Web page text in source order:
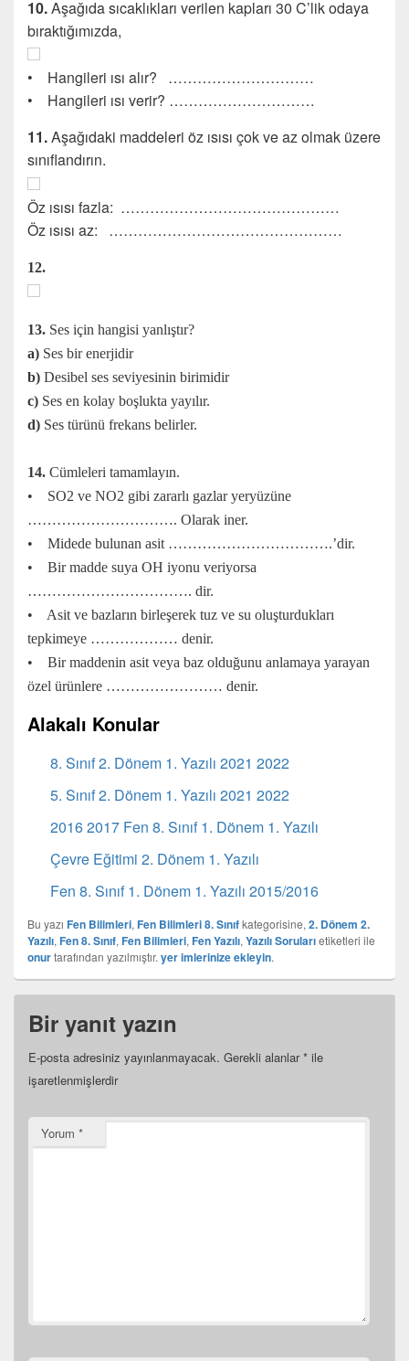
10.Aşağıda sıcaklıkları verilen kapları 30 C’lik odaya
bıraktığımızda,
• Hangileri ısı alır? …………………………
• Hangileri ısı verir? …………………………
11.Aşağıdaki maddeleri öz ısısı çok ve az olmak üzere
sınıflandırın.
Öz ısısı fazla: ………………………………………
Öz ısısı az: …………………………………………
12.
13. Ses için hangisi yanlıştır?
a) Ses bir enerjidir
b) Desibel ses seviyesinin birimidir
c) Ses en kolay boşlukta yayılır.
d) Ses türünü frekans belirler.
14. Cümleleri tamamlayın.
• SO2 ve NO2 gibi zararlı gazlar yeryüzüne
…………………………. Olarak iner.
• Midede bulunan asit …………………………….’dir.
• Bir madde suya OH iyonu veriyorsa
……………………………. dir.
• Asit ve bazların birleşerek tuz ve su oluşturdukları
tepkimeye ……………… denir.
• Bir maddenin asit veya baz olduğunu anlamaya yarayan
özel ürünlere …………………… denir.
Alakalı Konular
8. Sınıf 2. Dönem 1. Yazılı 2021 2022
5. Sınıf 2. Dönem 1. Yazılı 2021 2022
2016 2017 Fen 8. Sınıf 1. Dönem 1. Yazılı
Çevre Eğitimi 2. Dönem 1. Yazılı
Fen 8. Sınıf 1. Dönem 1. Yazılı 2015/2016
Bu yazı Fen Bilimleri, Fen Bilimleri 8. Sınıfkategorisine, 2. Dönem 2.
Yazılı, Fen 8. Sınıf, Fen Bilimleri, Fen Yazılı, Yazılı Sorularıetiketleri ile
onurtarafından yazılmıştır. yer imlerinize ekleyin.
Bir yanıt yazın
E-posta adresiniz yayınlanmayacak. Gerekli alanlar* ile
işaretlenmişlerdir
Yorum *